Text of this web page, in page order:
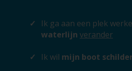
Ik ga aan een plek
waterlijn verander
Ik wil mijn boot